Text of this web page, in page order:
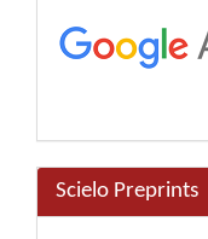
Scielo Preprints